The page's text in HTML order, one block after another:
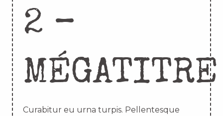
2 –
MÉGATITRE
Curabitur eu urna turpis. Pellentesque